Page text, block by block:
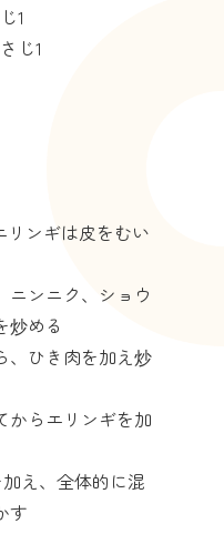
1
じ1
リンギは皮をむい
ニンニク、ショウ
炒める
、ひき肉を加え炒
からエリンギを加
え、全体的に混
す